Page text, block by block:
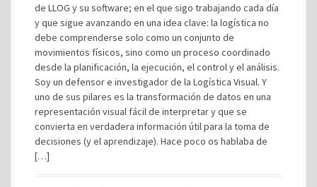
de LLOG y su software; en el que sigo trabajando cada día
y que sigue avanzando en una idea clave: la logística no
debe comprenderse solo como un conjunto de
movimientos físicos, sino como un proceso coordinado
desde la planificación, la ejecución, el control y el análisis.
Soy un defensor e investigador de la Logística Visual. Y
uno de sus pilares es la transformación de datos en una
representación visual fácil de interpretar y que se
convierta en verdadera información útil para la toma de
decisiones (y el aprendizaje). Hace poco os hablaba de
[…]